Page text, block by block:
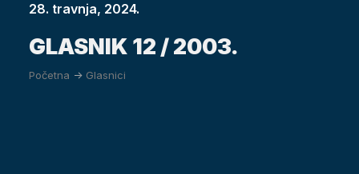
28. travnja, 2024.
GLASNIK 12 / 2003.
Početna -> Glasnici